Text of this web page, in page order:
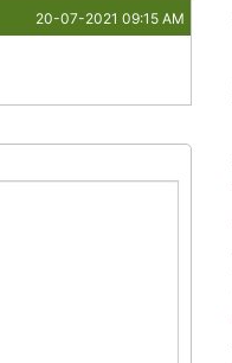
20-07-2021 09:15 AM